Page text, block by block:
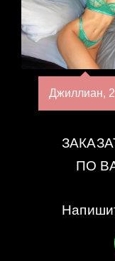
Джиллиан,
ПО